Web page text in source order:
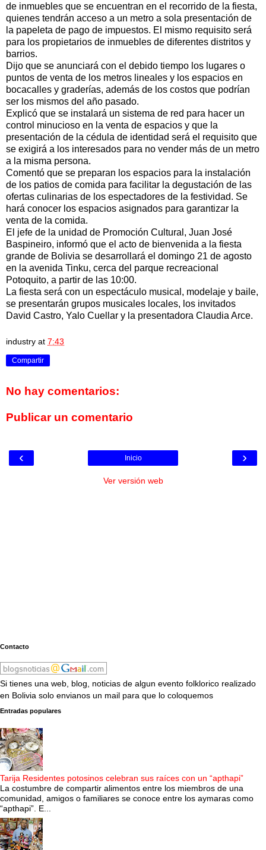
de inmuebles que se encuentran en el recorrido de la fiesta,
quienes tendrán acceso a un metro a sola presentación de
la papeleta de pago de impuestos. El mismo requisito será
para los propietarios de inmuebles de diferentes distritos y
barrios.
Dijo que se anunciará con el debido tiempo los lugares o
puntos de venta de los metros lineales y los espacios en
bocacalles y graderías, además de los costos que podrían
ser los mismos del año pasado.
Explicó que se instalará un sistema de red para hacer un
control minucioso en la venta de espacios y que la
presentación de la cédula de identidad será el requisito que
se exigirá a los interesados para no vender más de un metro
a la misma persona.
Comentó que se preparan los espacios para la instalación
de los patios de comida para facilitar la degustación de las
ofertas culinarias de los espectadores de la festividad. Se
hará conocer los espacios asignados para garantizar la
venta de la comida.
El jefe de la unidad de Promoción Cultural, Juan José
Baspineiro, informó que el acto de bienvenida a la fiesta
grande de Bolivia se desarrollará el domingo 21 de agosto
en la avenida Tinku, cerca del parque recreacional
Potoquito, a partir de las 10:00.
La fiesta será con un espectáculo musical, modelaje y baile,
se presentarán grupos musicales locales, los invitados
David Castro, Yalo Cuellar y la presentadora Claudia Arce.
industry at 7:43
Compartir
No hay comentarios:
Publicar un comentario
‹ ›
Inicio
Ver versión web
Contacto
Si tienes una web, blog, noticias de algun evento folklorico realizado
en Bolivia solo envianos un mail para que lo coloquemos
Entradas populares
Tarija Residentes potosinos celebran sus raíces con un “apthapi”
La costumbre de compartir alimentos entre los miembros de una
comunidad, amigos o familiares se conoce entre los aymaras como
“apthapi”. E...